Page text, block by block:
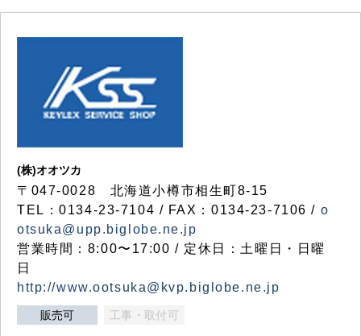
(株)オオツカ
〒047-0028 北海道小樽市相生町8-15
TEL：0134-23-7104 / FAX：0134-23-7106 / o
otsuka@upp.biglobe.ne.jp
営業時間：8:00〜17:00 / 定休日：土曜日・日曜
日
http://www.ootsuka@kvp.biglobe.ne.jp
販売可 工事・取付可